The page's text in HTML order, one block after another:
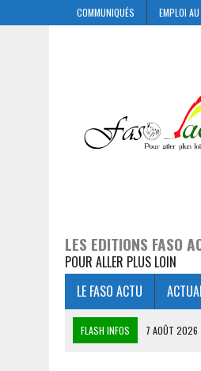
COMMUNIQUÉS EMPLOI
LES EDITIONS FASO
POUR ALLER PLUS LOIN
LE FASO ACTU
FLASH INFOS 7 AOÛT 2026